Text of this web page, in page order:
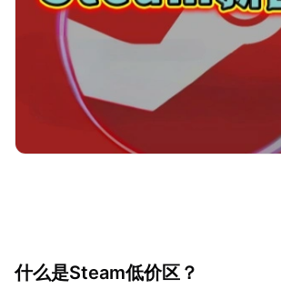
什么是Steam低价区？